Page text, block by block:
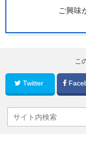
ご興味
こ
Twitter